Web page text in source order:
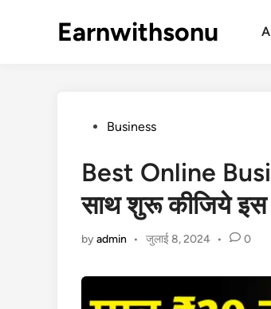
Earnwithsonu
PostedBusiness
Best Online
साथ शुरू कीजिये इस
byadmin • जुलाई 8, 2024 • 0